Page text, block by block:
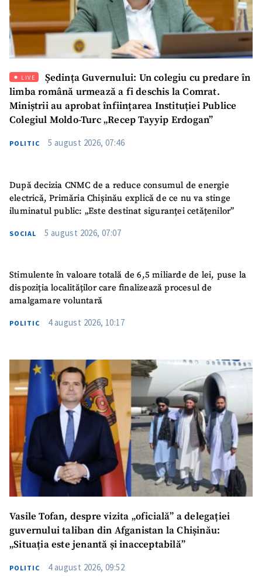
LIVE
Ședința Guvernului: Un colegiu cu predare în
limba română urmează a fi deschis la Comrat.
Miniștrii au aprobat înființarea Instituției Publice
Colegiul Moldo-Turc „Recep Tayyip Erdogan”
POLITIC 5 august 2026, 07:46
După decizia CNMC de a reduce consumul de energie
electrică, Primăria Chișinău explică de ce nu va stinge
iluminatul public: „Este destinat siguranței cetățenilor”
SOCIAL 5 august 2026, 07:07
Stimulente în valoare totală de 6,5 miliarde de lei, puse la
dispoziția localităților care finalizează procesul de
amalgamare voluntară
POLITIC 4 august 2026, 10:17
Vasile Tofan, despre vizita „oficială” a delegației
guvernului taliban din Afganistan la Chișinău:
„Situația este jenantă și inacceptabilă”
POLITIC 4 august 2026, 09:52